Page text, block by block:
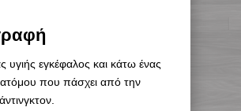
υγιής εγκέφαλος και κάτω ένας
που πάσχει από την